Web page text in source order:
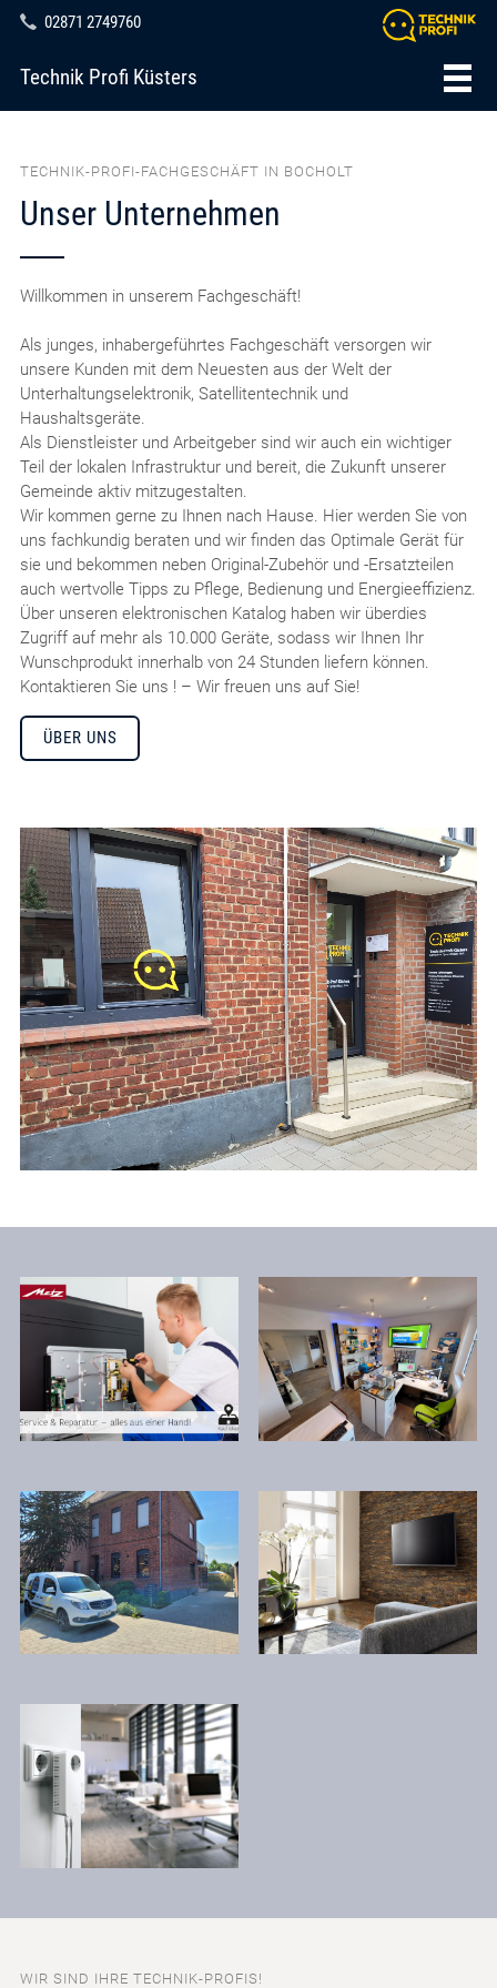
02871 2749760
Technik Profi Küsters
TECHNIK-PROFI-FACHGESCHÄFT IN BOCHOLT
Unser Unternehmen
Willkommen in unserem Fachgeschäft!
Als junges, inhabergeführtes Fachgeschäft versorgen wir
unsere Kunden mit dem Neuesten aus der Welt der
Unterhaltungselektronik, Satellitentechnik und
Haushaltsgeräte.
Als Dienstleister und Arbeitgeber sind wir auch ein wichtiger
Teil der lokalen Infrastruktur und bereit, die Zukunft unserer
Gemeinde aktiv mitzugestalten.
Wir kommen gerne zu Ihnen nach Hause. Hier werden Sie von
uns fachkundig beraten und wir finden das Optimale Gerät für
sie und bekommen neben Original-Zubehör und -Ersatzteilen
auch wertvolle Tipps zu Pflege, Bedienung und Energieeffizienz.
Über unseren elektronischen Katalog haben wir überdies
Zugriff auf mehr als 10.000 Geräte, sodass wir Ihnen Ihr
Wunschprodukt innerhalb von 24 Stunden liefern können.
Kontaktieren Sie uns ! – Wir freuen uns auf Sie!
ÜBER UNS
WIR SIND IHRE TECHNIK-PROFIS!